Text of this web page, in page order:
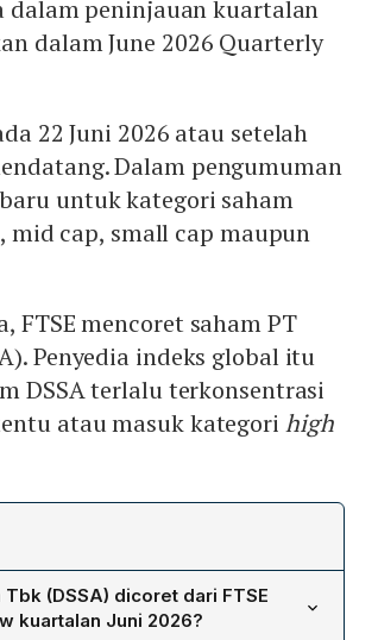
dalam peninjauan kuartalan
dalam June 2026 Quarterly
22 Juni 2026 atau setelah
Dalam pengumuman
untuk kategori saham
mid cap, small cap maupun
FTSE mencoret saham PT
Penyedia indeks global itu
DSSA terlalu terkonsentrasi
atau masuk kategori high
(DSSA) dicoret dari FTSE
kuartalan Juni 2026?